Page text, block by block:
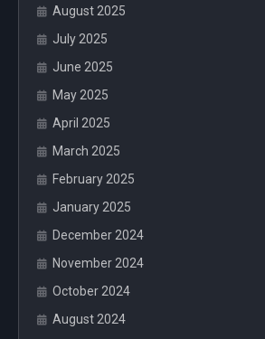
August 2025
July 2025
June 2025
May 2025
April 2025
March 2025
February 2025
January 2025
December 2024
November 2024
October 2024
August 2024